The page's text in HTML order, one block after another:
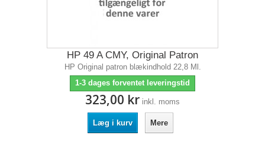
HP 49 A CMY, Original Patron
HP Original patron blækindhold 22,8 Ml.
1-3 dages forventet leveringstid
323,00 kr inkl. moms
Læg i kurv Mere